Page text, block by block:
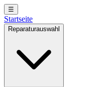
☰
Startseite
Reparaturauswahl